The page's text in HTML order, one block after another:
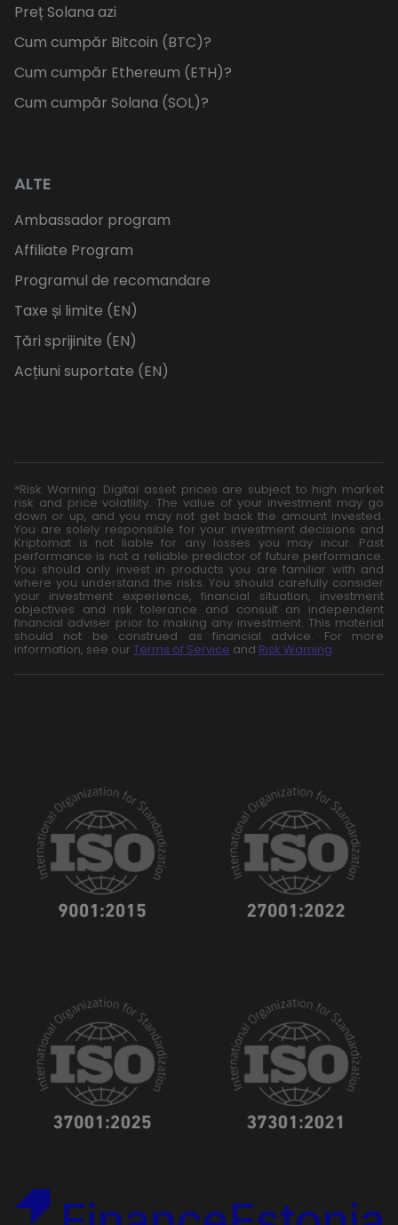
Preț Solana azi
Cum cumpăr Bitcoin (BTC)?
Cum cumpăr Ethereum (ETH)?
Cum cumpăr Solana (SOL)?
ALTE
Ambassador program
Affiliate Program
Programul de recomandare
Taxe și limite (EN)
Țări sprijinite (EN)
Acțiuni suportate (EN)
*Risk Warning: Digital asset prices are subject to high market
risk and price volatility. The value of your investment may go
down or up, and you may not get back the amount invested.
You are solely responsible for your investment decisions and
Kriptomat is not liable for any losses you may incur. Past
performance is not a reliable predictor of future performance.
You should only invest in products you are familiar with and
where you understand the risks. You should carefully consider
your investment experience, financial situation, investment
objectives and risk tolerance and consult an independent
financial adviser prior to making any investment. This material
should not be construed as financial advice. For more
information, see our Terms of Service and Risk Warning.